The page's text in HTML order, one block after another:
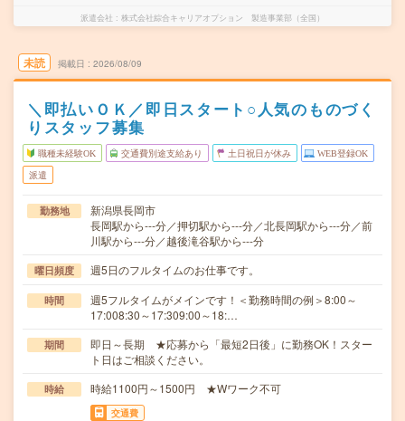
派遣会社 株式会社綜合キャリアオプション 製造事業部（全国）
未読 掲載日 2026/08/09
＼即払いＯＫ／即日スタート○人気のものづく
りスタッフ募集
職種未経験OK 交通費別途支給あり 土日祝日が休み WEB登録OK
派遣
勤務地
新潟県長岡市
長岡駅から---分／押切駅から---分／北長岡駅から---分／前
川駅から---分／越後滝谷駅から---分
曜日頻度 週5日のフルタイムのお仕事です。
時間
週5フルタイムがメインです！＜勤務時間の例＞8:00～
17:008:30～17:309:00～18:…
期間
即日～長期 ★応募から「最短2日後」に勤務OK！スター
ト日はご相談ください。
時給 時給1100円～1500円 ★Wワーク不可
交通費